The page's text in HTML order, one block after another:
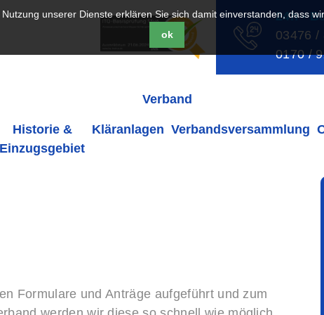
unserer Dienste erklären Sie sich damit einverstanden, dass
ok
24h -
03476 /
0170 /
Verband
Historie &
Einzugsgebiet
Kläranlagen Verbandsversammlung
Formulare und Anträge aufgeführt und zum